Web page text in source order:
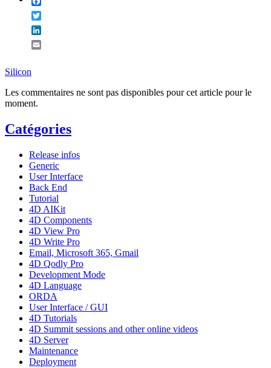
Silicon
Les commentaires ne sont pas disponibles pour cet article pour le
moment.
Catégories
Release infos
Generic
User Interface
Back End
Tutorial
4D AIKit
4D Components
4D View Pro
4D Write Pro
Email, Microsoft 365, Gmail
4D Qodly Pro
Development Mode
4D Language
ORDA
User Interface / GUI
4D Tutorials
4D Summit sessions and other online videos
4D Server
Maintenance
Deployment